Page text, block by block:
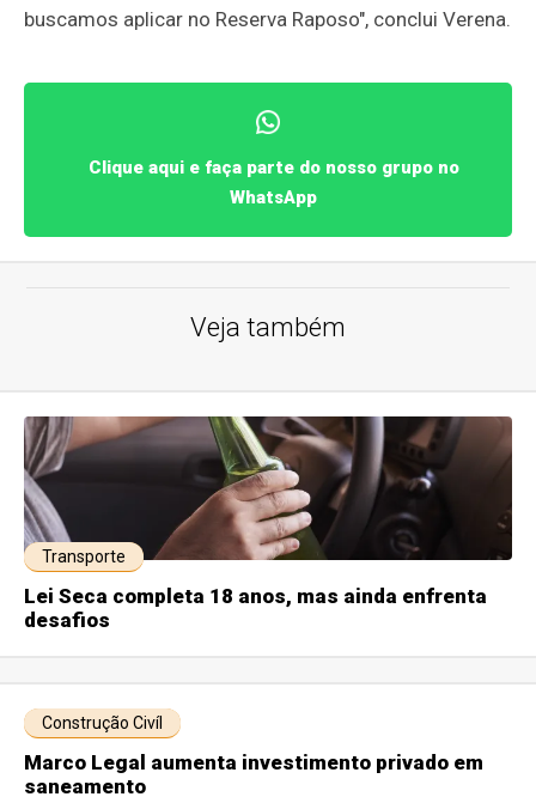
buscamos aplicar no Reserva Raposo", conclui Verena.
Clique aqui e faça parte do nosso grupo no
WhatsApp
Veja também
Transporte
Lei Seca completa 18 anos, mas ainda enfrenta
desafios
Construção Civíl
Marco Legal aumenta investimento privado em
saneamento